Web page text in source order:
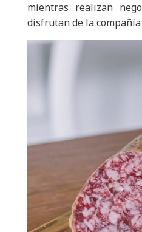
mientras realizan
disfrutan de la compañía